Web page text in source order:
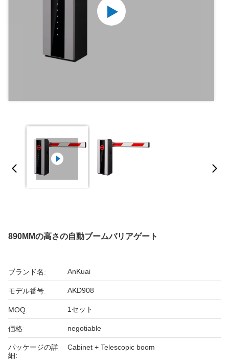
890MMの高さの自動ブームバリアゲート
ブランド名: AnKuai
モデル番号: AKD908
MOQ: 1セット
価格: negotiable
パッケージの詳
細:
Cabinet + Telescopic boom